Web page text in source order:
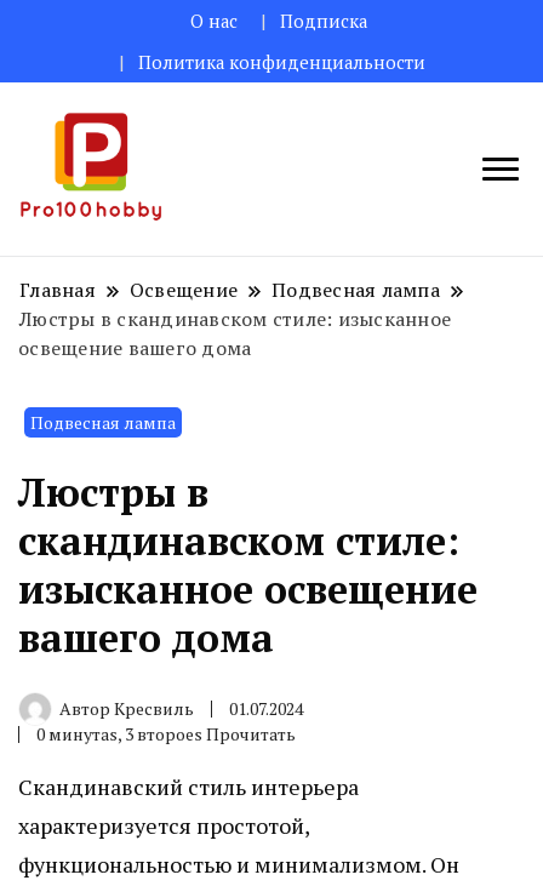
О нас
Подписка
Политика конфиденциальности
Поделитесь творческими идеями
Главная Освещение
Подвесная лампа
Люстры в скандинавском стиле: изысканное
освещение вашего дома
Подвесная лампа
Люстры в
скандинавском стиле:
изысканное освещение
вашего дома
Автор Кресвиль
01.07.2024
0 минутаs, 3 второеs Прочитать
Скандинавский стиль интерьера
характеризуется простотой,
функциональностью и минимализмом. Он